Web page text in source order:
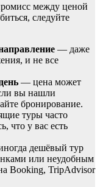
между ценой
следуйте
— даже
и не все
— цена может
вы нашли
бронирование.
туры часто
что у вас есть
дешёвый тур
или неудобным
Booking, TripAdvisor